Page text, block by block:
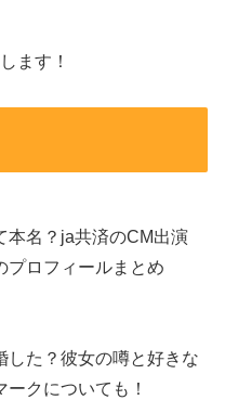
グループに何か送る
信されているところを見
ます！
本名？ja共済のCM出演
プロフィールまとめ
した？彼女の噂と好きな
ークについても！